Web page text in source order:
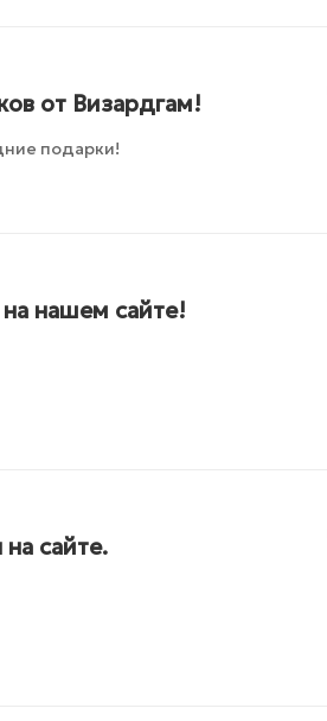
от Визардгам!
подарки!
нашем сайте!
сайте.